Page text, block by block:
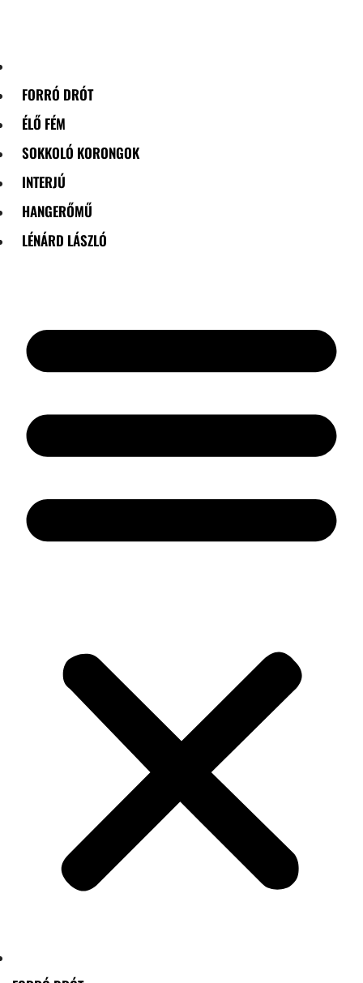
FORRÓ DRÓT
ÉLŐ FÉM
SOKKOLÓ KORONGOK
INTERJÚ
HANGERŐMŰ
LÉNÁRD LÁSZLÓ